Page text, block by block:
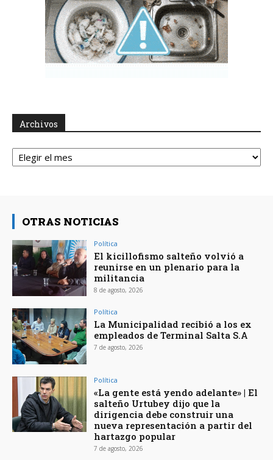
Archivos
Archivos
OTRAS NOTICIAS
Política
El kicillofismo salteño volvió a
reunirse en un plenario para la
militancia
8 de agosto, 2026
Política
La Municipalidad recibió a los ex
empleados de Terminal Salta S.A
7 de agosto, 2026
Política
«La gente está yendo adelante» | El
salteño Urtubey dijo que la
dirigencia debe construir una
nueva representación a partir del
hartazgo popular
7 de agosto, 2026